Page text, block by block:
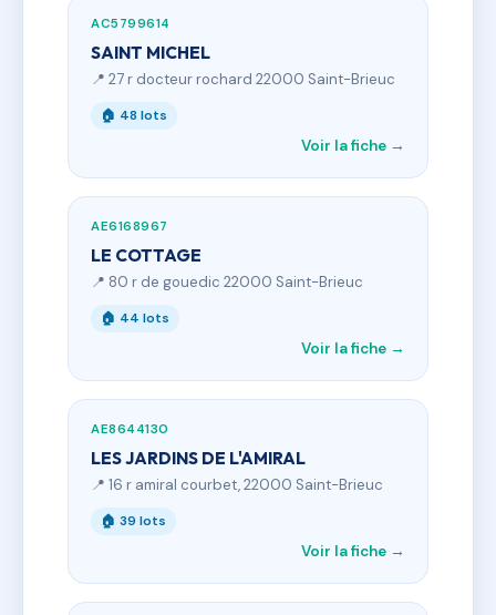
AC5799614
SAINT MICHEL
📍 27 r docteur rochard 22000 Saint-Brieuc
🏠 48 lots
Voir la fiche →
AE6168967
LE COTTAGE
📍 80 r de gouedic 22000 Saint-Brieuc
🏠 44 lots
Voir la fiche →
AE8644130
LES JARDINS DE L'AMIRAL
📍 16 r amiral courbet, 22000 Saint-Brieuc
🏠 39 lots
Voir la fiche →